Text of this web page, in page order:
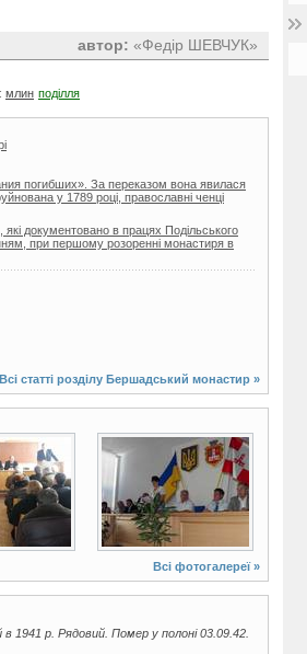
автор: «Федір ШЕВЧУК»
млин поділля
погибших». За переказом вона явилася
у 1789 році, православні ченці
документовано в працях Подільського
при першому розоренні монастиря в
Всі статті розділу Бершадський монастир »
Всі фотогалереї »
в 1941 р. Рядовий. Помер у полоні 03.09.42.